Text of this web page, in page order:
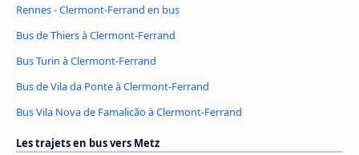
Rennes - Clermont-Ferrand en bus
Bus de Thiers à Clermont-Ferrand
Bus Turin à Clermont-Ferrand
Bus de Vila da Ponte à Clermont-Ferrand
Bus Vila Nova de Famalicão à Clermont-Ferrand
Les trajets en bus vers Metz